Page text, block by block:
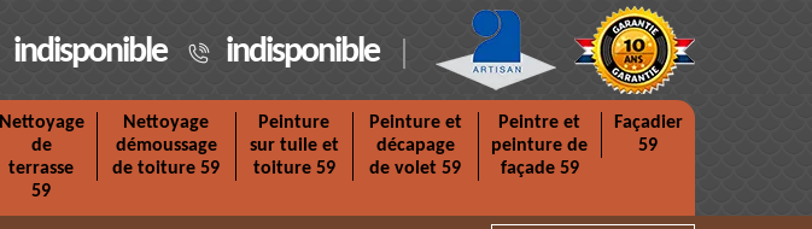
indisponible indisponible
Nettoyage
de
terrasse
59
Nettoyage
démoussage
de toiture 59
Peinture
sur tuile et
toiture 59
Peinture et
décapage
de volet 59
Peintre et
peinture de
façade 59
Façadier
59